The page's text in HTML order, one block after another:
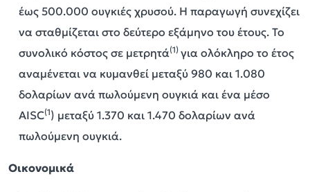
έως 500.000 ουγκιές χρυσού. Η παραγωγή συνεχίζει
να σταθμίζεται στο δεύτερο εξάμηνο του έτους. Το
συνολικό κόστος σε μετρητά(1) για ολόκληρο το έτος
αναμένεται να κυμανθεί μεταξύ 980 και 1.080
δολαρίων ανά πωλούμενη ουγκιά και ένα μέσο
AISC(1) μεταξύ 1.370 και 1.470 δολαρίων ανά
πωλούμενη ουγκιά.
Οικονομικά